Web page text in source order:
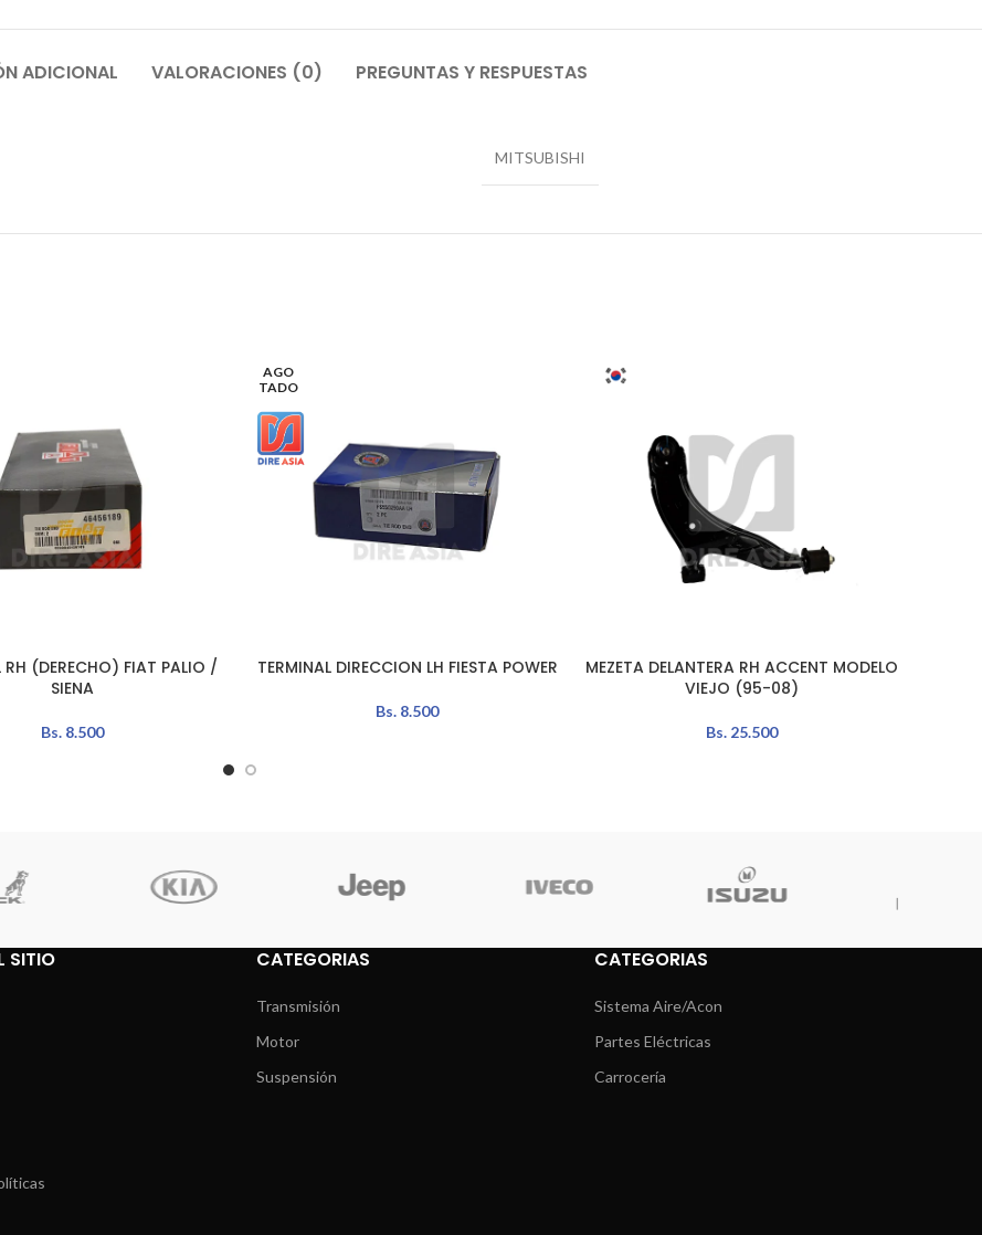
ADICIONAL VALORACIONES (0) PREGUNTAS Y RESPUESTAS
MITSUBISHI
RH (DERECHO) FIAT PALIO /
SIENA
Bs. 8.500
AGO
TADO
LEER MÁS
TERMINAL DIRECCION LH FIESTA POWER
Bs. 8.500
AÑADIR AL CARRITO
MEZETA DELANTERA RH ACCENT MODELO
VIEJO (95-08)
Bs. 25.500
SITIO CATEGORIAS
Transmisión
Motor
Suspensión
CATEGORIAS
Sistema Aire/Acon
Partes Eléctricas
Carrocería